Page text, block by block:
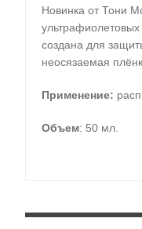
Новинка от Тони
создана для
неосязаемая
Применение:
Объем: 50 мл.